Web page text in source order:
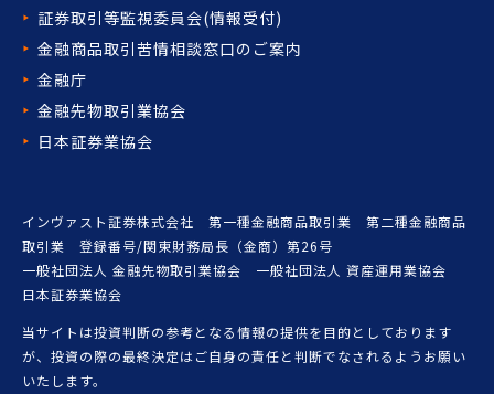
証券取引等監視委員会(情報受付)
金融商品取引苦情相談窓口の ご案内
金融庁
金融先物取引業協会
日本証券業協会
インヴァスト証券株式会社 第一種金融商品取引業 第二種金融商品
取引業 登録番号/関東財務局長（金商）第26号
一般社団法人 金融先物取引業協会 一般社団法人 資産運用業協会
日本証券業協会
当サイトは投資判断の参考となる情報の提供を目的としております
が、投資の際の最終決定はご自身の責任と判断でなされるようお願い
いたします。